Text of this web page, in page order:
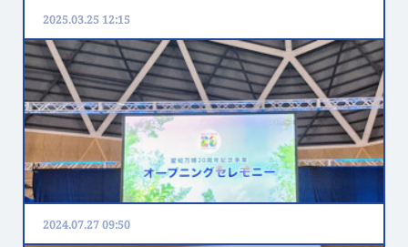
2025.03.25 12:15
2024.07.27 09:50